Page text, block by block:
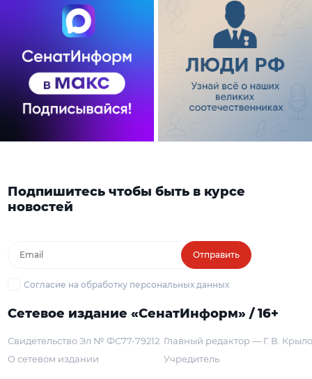
Подпишитесь чтобы быть в курсе
новостей
Отправить
Согласие на обработку персональных данных
Сетевое издание «СенатИнформ» / 16+
Свидетельство Эл № ФС77-79212
О сетевом издании
Главный редактор — Г. В.
Учредитель